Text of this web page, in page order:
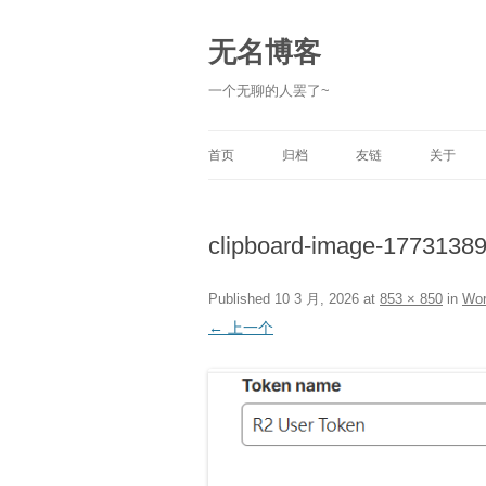
正
文
无名博客
一个无聊的人罢了~
首页 归档 友链 关于
clipboard-image-
Published 10 3 月, 2026 at 853 × 850 in
← 上一个